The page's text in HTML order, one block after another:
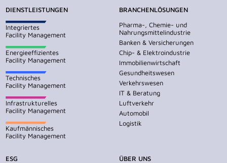
DIENSTLEISTUNGEN
Integriertes
Facility Management
Energieeffizientes
Facility Management
Technisches
Facility Management
Infrastrukturelles
Facility Management
Kaufmännisches
Facility Management
BRANCHENLÖSUNGEN
Pharma-, Chemie- und
Nahrungsmittelindustrie
Banken & Versicherungen
Chip- & Elektroindustrie
Immobilienwirtschaft
Gesundheitswesen
Verkehrswesen
IT & Beratung
Luftverkehr
Automobil
Logistik
ESG
ÜBER UNS